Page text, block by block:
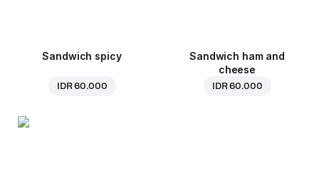
Sandwich spicy
IDR 60.000
Sandwich ham and
cheese
IDR 60.000